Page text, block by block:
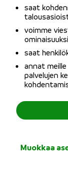
saat
voimme
saat
annat
palvelujen
Muokkaa
Kun haet
kanssa,
yksin
usein